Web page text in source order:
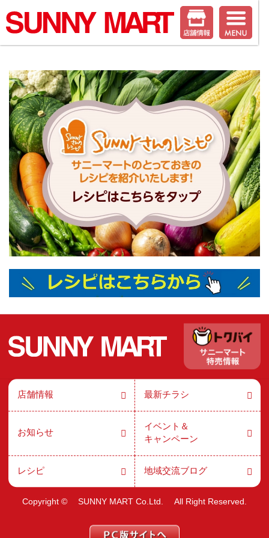
店舗情報 最新チラシ
お知らせ
イベント＆
キャンペーン
レシピ 地域交流ブログ
Copyright © SUNNY MART Co.Ltd. All Right Reserved.